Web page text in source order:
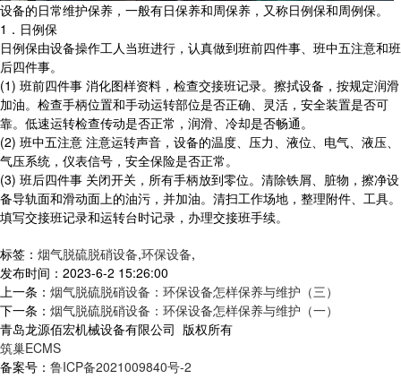
设备的日常维护保养，一般有日保养和周保养，又称日例保和周例保。
1．日例保
日例保由设备操作工人当班进行，认真做到班前四件事、班中五注意和班
后四件事。
(1) 班前四件事 消化图样资料，检查交接班记录。擦拭设备，按规定润滑
加油。检查手柄位置和手动运转部位是否正确、灵活，安全装置是否可
靠。低速运转检查传动是否正常，润滑、冷却是否畅通。
(2) 班中五注意 注意运转声音，设备的温度、压力、液位、电气、液压、
气压系统，仪表信号，安全保险是否正常。
(3) 班后四件事 关闭开关，所有手柄放到零位。清除铁屑、脏物，擦净设
备导轨面和滑动面上的油污，并加油。清扫工作场地，整理附件、工具。
填写交接班记录和运转台时记录，办理交接班手续。
标签： 烟气脱硫脱硝设备,环保设备,
发布时间：2023-6-2 15:26:00
上一条： 烟气脱硫脱硝设备：环保设备怎样保养与维护（三）
下一条： 烟气脱硫脱硝设备：环保设备怎样保养与维护（一）
青岛龙源佰宏机械设备有限公司 版权所有
筑巢ECMS
备案号： 鲁ICP备2021009840号-2